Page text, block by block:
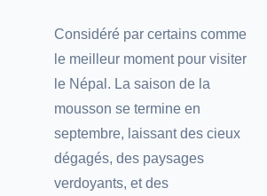
Considéré par certains comme
le meilleur moment pour visiter
le Népal. La saison de la
mousson se termine en
septembre, laissant des cieux
dégagés, des paysages
verdoyants, et des